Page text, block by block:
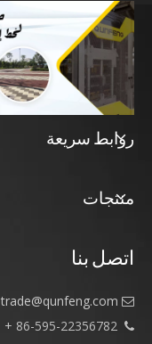
روابط سريعة
منتجات
اتصل بنا

trade@qunfeng.com
